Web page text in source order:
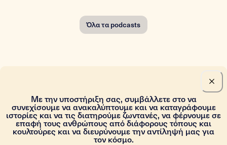
Όλα τα podcasts
Με την υποστήριξη σας, συμβάλλετε στο να
συνεχίσουμε να ανακαλύπτουμε και να καταγράφουμε
ιστορίες και να τις διατηρούμε ζωντανές, να φέρνουμε σε
επαφή τους ανθρώπους από διάφορους τόπους και
κουλτούρες και να διευρύνουμε την αντίληψή μας για
τον κόσμο.